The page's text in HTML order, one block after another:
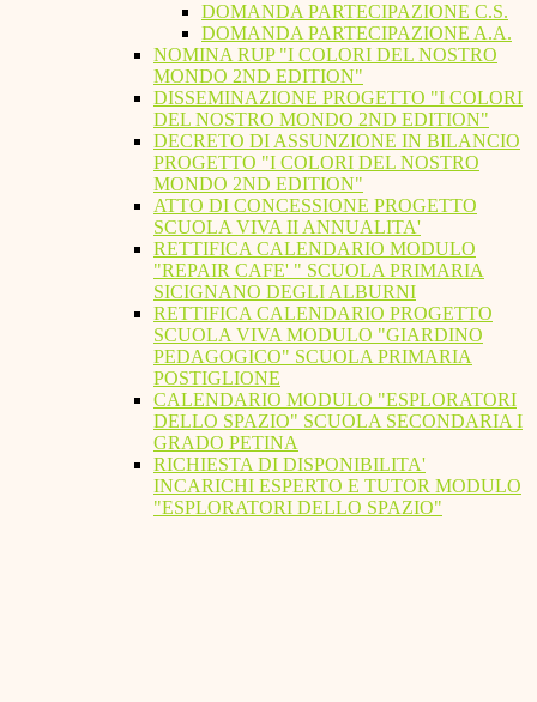
DOMANDA PARTECIPAZIONE C.S.
DOMANDA PARTECIPAZIONE A.A.
NOMINA RUP "I COLORI DEL NOSTRO
MONDO 2ND EDITION"
DISSEMINAZIONE PROGETTO "I COLORI
DEL NOSTRO MONDO 2ND EDITION"
DECRETO DI ASSUNZIONE IN BILANCIO
PROGETTO "I COLORI DEL NOSTRO
MONDO 2ND EDITION"
ATTO DI CONCESSIONE PROGETTO
SCUOLA VIVA II ANNUALITA'
RETTIFICA CALENDARIO MODULO
"REPAIR CAFE' " SCUOLA PRIMARIA
SICIGNANO DEGLI ALBURNI
RETTIFICA CALENDARIO PROGETTO
SCUOLA VIVA MODULO "GIARDINO
PEDAGOGICO" SCUOLA PRIMARIA
POSTIGLIONE
CALENDARIO MODULO "ESPLORATORI
DELLO SPAZIO" SCUOLA SECONDARIA I
GRADO PETINA
RICHIESTA DI DISPONIBILITA'
INCARICHI ESPERTO E TUTOR MODULO
"ESPLORATORI DELLO SPAZIO"